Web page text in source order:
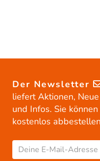
Der Newsletter
liefert Aktionen,
und Infos. Sie
kostenlos